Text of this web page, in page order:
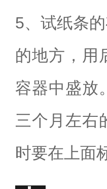
5、试纸条
的地方，用
容器中盛放
三个月左右
时要在上面